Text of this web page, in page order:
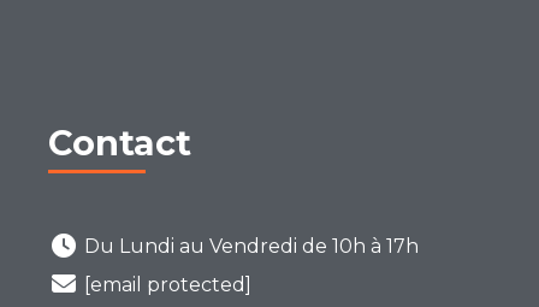
Contact
Du Lundi au Vendredi de 10h à 17h
[email protected]